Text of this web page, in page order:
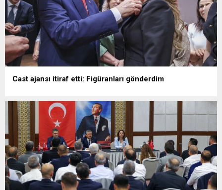
Cast ajansı itiraf etti: Figüranları gönderdim